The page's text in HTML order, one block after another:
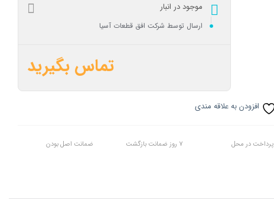
موجود در انبار
ارسال توسط شرکت افق قطعات آسیا
تماس بگیرید
افزودن به علاقه مندی
پرداخت در محل 7 روز ضمانت بازگشت ضمانت اصل بودن